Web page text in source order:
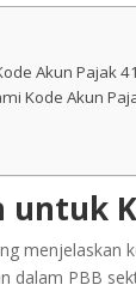
Akun Pajak
Kode Akun
untuk
menjelaskan
dalam PBB